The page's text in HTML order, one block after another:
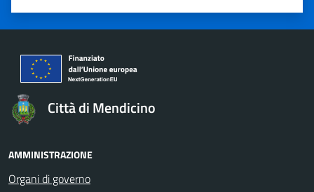
Valuta 5 stelle su 5
Valuta 4 stelle su 5
Valuta 3 stelle su 5
Valuta 2 stelle su 5
Valuta 1 stelle su 5
Città di Mendicino
AMMINISTRAZIONE
Organi di governo